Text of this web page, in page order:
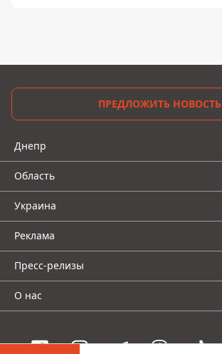
ПРЕДЛОЖИТЬ НОВОСТЬ
Днепр
Область
Украина
Реклама
Пресс-релизы
О нас